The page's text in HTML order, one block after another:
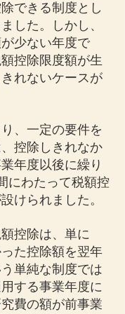
できる制度とし
した。しかし、
少ない年度で
控除限度額が生
れないケースが
、一定の要件を
控除しきれなか
年度以後に繰り
にわたって税額控
けられました。
控除は、単に
った控除額を翌年
単純な制度では
する事業年度に
費の額が前事業